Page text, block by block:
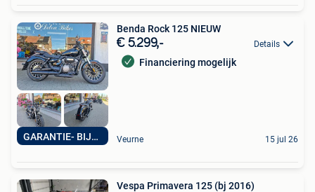
GARANTIE- BIJSTAND
Benda Rock 125 NIEUW
€ 5.299,- Details
Financiering mogelijk
Veurne 15 jul 26
Vespa Primavera 125 (bj 2016)